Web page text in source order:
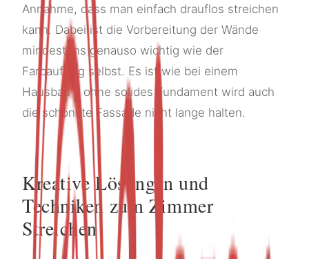
Annahme, dass man einfach drauflos streichen
kann. Dabei ist die Vorbereitung der Wände
mindestens genauso wichtig wie der
Farbauftrag selbst. Es ist wie bei einem
Hausbau – ohne solides Fundament wird auch
die schönste Fassade nicht lange halten.
Kreative Lösungen und
Techniken zum Zimmer
Streichen